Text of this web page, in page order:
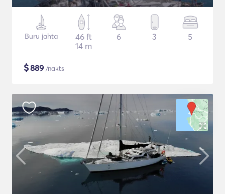
Buru jahta
46 ft
14 m
6 3 5
$889 /nakts